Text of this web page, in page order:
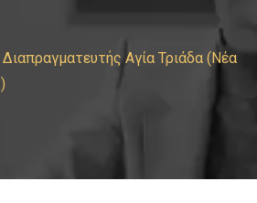
Διαπραγματευτής Αγία Τριάδα (Νέα